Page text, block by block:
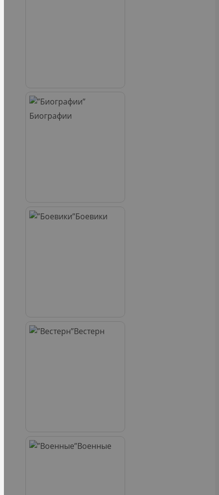
Биографии
Боевики
Вестерн
Военные